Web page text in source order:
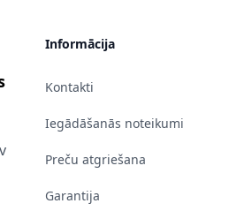
Informācija
Kontakti
Iegādāšanās noteikumi
Preču atgriešana
Garantija